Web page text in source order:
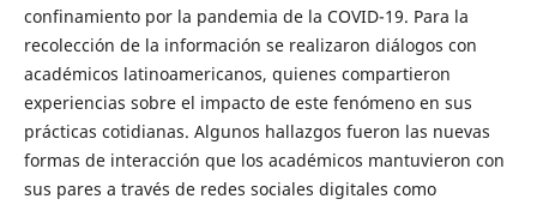
confinamiento por la pandemia de la COVID-19. Para la
recolección de la información se realizaron diálogos con
académicos latinoamericanos, quienes compartieron
experiencias sobre el impacto de este fenómeno en sus
prácticas cotidianas. Algunos hallazgos fueron las nuevas
formas de interacción que los académicos mantuvieron con
sus pares a través de redes sociales digitales como